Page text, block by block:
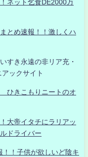
ネット乞食DE2000万
とめ速報！！激しくハ
すき永遠の非リア充・
ックサイト
ひきこもりニートのオ
大帝イタチにラリアッ
ドライバー
！！子供が欲しいど陰キ